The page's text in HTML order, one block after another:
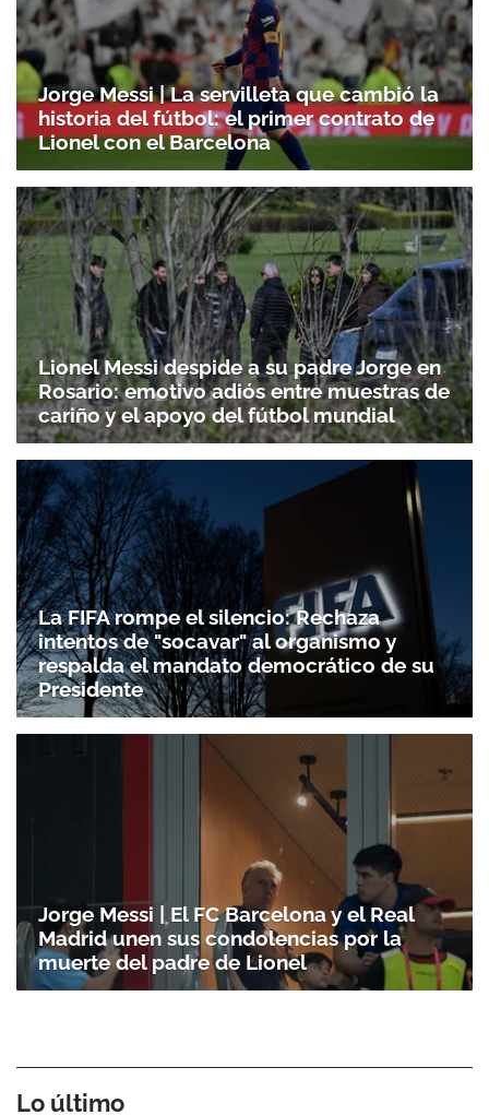
Gracias por suscribirte a nuestro boletín.
ACEPTAR
Jorge Messi | La servilleta que cambió la
historia del fútbol: el primer contrato de
Lionel con el Barcelona
Lionel Messi despide a su padre Jorge en
Rosario: emotivo adiós entre muestras de
cariño y el apoyo del fútbol mundial
La FIFA rompe el silencio: Rechaza
intentos de "socavar" al organismo y
respalda el mandato democrático de su
Presidente
Jorge Messi | El FC Barcelona y el Real
Madrid unen sus condolencias por la
muerte del padre de Lionel
Lo último